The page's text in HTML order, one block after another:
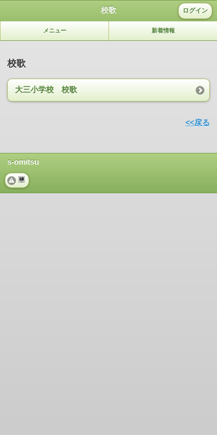
校歌 ログイン
メニュー 新着情報
校歌
大三小学校 校歌
<<戻る
s-omitsu